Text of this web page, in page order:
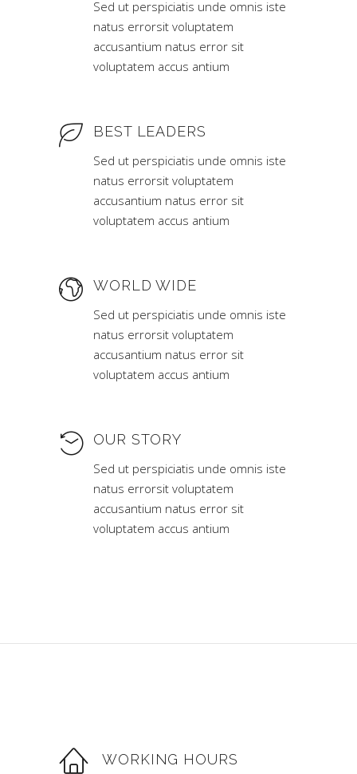
Sed ut perspiciatis unde omnis iste
natus errorsit voluptatem
accusantium natus error sit
voluptatem accus antium
BEST LEADERS
Sed ut perspiciatis unde omnis iste
natus errorsit voluptatem
accusantium natus error sit
voluptatem accus antium
WORLD WIDE
Sed ut perspiciatis unde omnis iste
natus errorsit voluptatem
accusantium natus error sit
voluptatem accus antium
OUR STORY
Sed ut perspiciatis unde omnis iste
natus errorsit voluptatem
accusantium natus error sit
voluptatem accus antium
WORKING HOURS